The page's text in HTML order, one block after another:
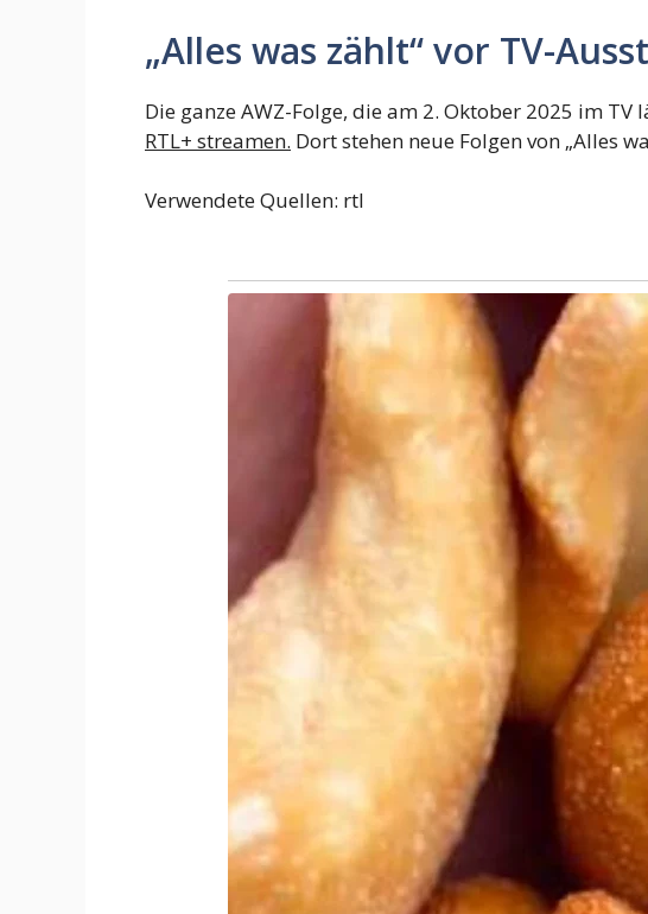
„Alles was zählt“ vor TV-
Die ganze AWZ-Folge, die am 2. Oktober 2025 im
RTL+ streamen. Dort stehen neue Folgen von „Alles
Verwendete Quellen: rtl